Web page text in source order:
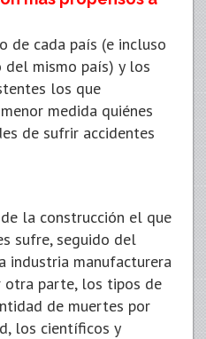
de cada país (e incluso
mismo país) y los
los que
medida quiénes
de sufrir accidentes
la construcción el que
sufre, seguido del
industria manufacturera
otra parte, los tipos de
de muertes por
los científicos y